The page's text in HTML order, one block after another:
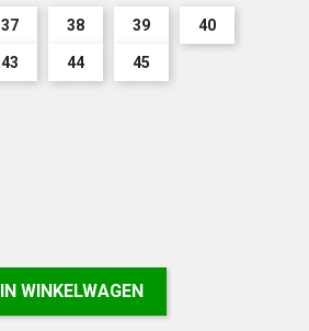
37 38 39 40
43 44 45
IN WINKELWAGEN